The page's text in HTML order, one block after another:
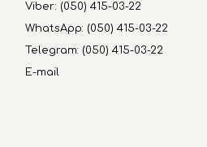
Viber: (050) 415-03-22
WhatsApp: (050) 415-03-22
Telegram: (050) 415-03-22
E-mail